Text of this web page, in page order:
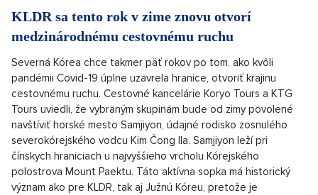
KLDR sa tento rok v zime znovu otvorí
medzinárodnému cestovnému ruchu
Severná Kórea chce takmer päť rokov po tom, ako kvôli
pandémii Covid-19 úplne uzavrela hranice, otvoriť krajinu
cestovnému ruchu. Cestovné kancelárie Koryo Tours a KTG
Tours uviedli, že vybraným skupinám bude od zimy povolené
navštíviť horské mesto Samjiyon, údajné rodisko zosnulého
severokórejského vodcu Kim Čong Ila. Samjiyon leží pri
čínskych hraniciach u najvyššieho vrcholu Kórejského
polostrova Mount Paektu. Táto aktívna sopka má historický
význam ako pre KLDR, tak aj Južnú Kóreu, pretože je